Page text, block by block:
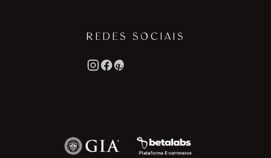
REDES SOCIAIS